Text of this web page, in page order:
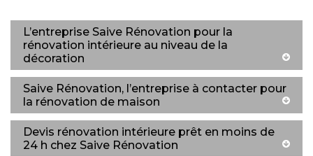
L’entreprise Saive Rénovation pour la
rénovation intérieure au niveau de la
décoration
Saive Rénovation, l’entreprise à contacter pour
la rénovation de maison
Devis rénovation intérieure prêt en moins de
24 h chez Saive Rénovation